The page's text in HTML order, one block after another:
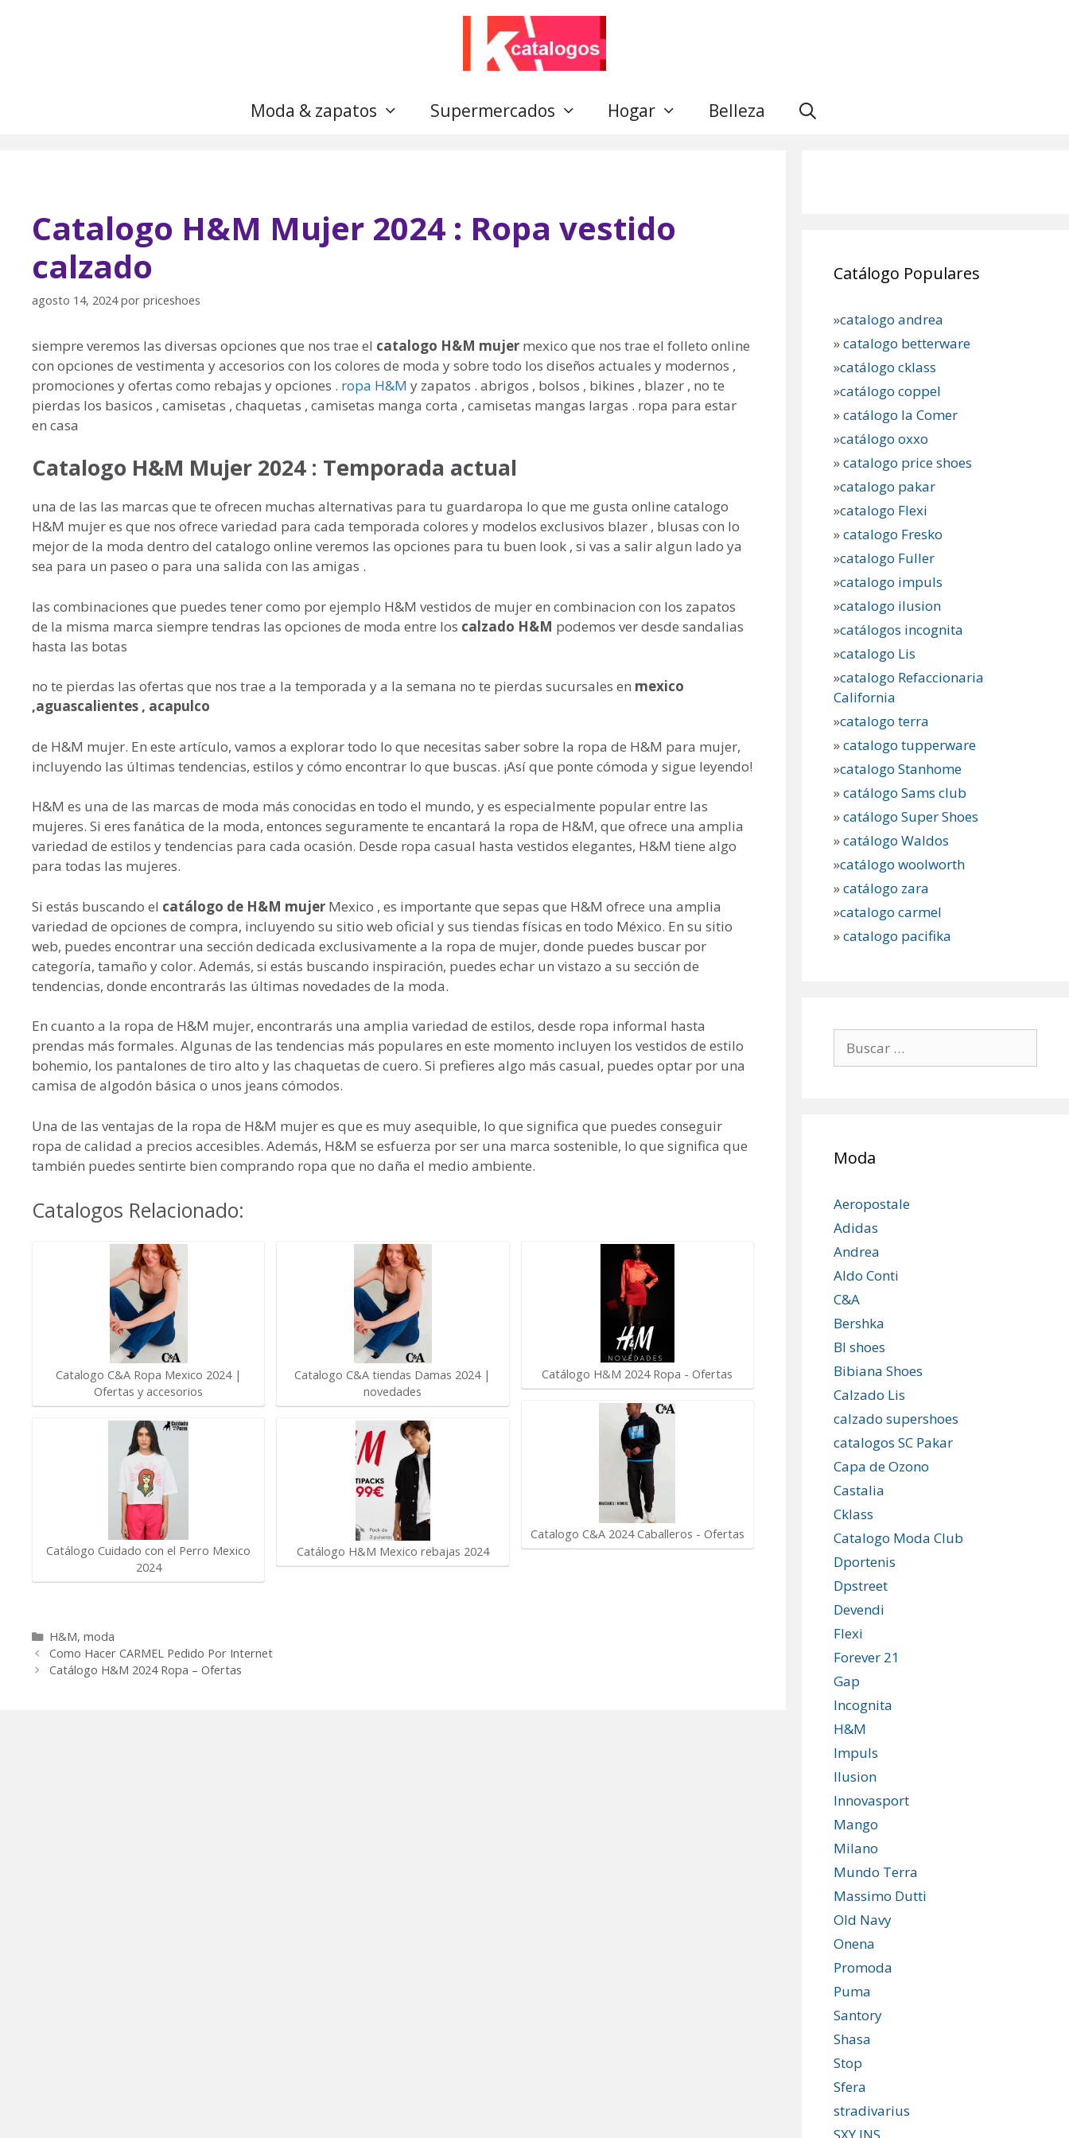
Moda & zapatos Supermercados Hogar Belleza
Catalogo H&M Mujer 2024 : Ropa vestido
calzado
agosto 14, 2024 por priceshoes
siempre veremos las diversas opciones que nos trae el catalogo H&M mujer mexico que nos trae el folleto online
con opciones de vestimenta y accesorios con los colores de moda y sobre todo los diseños actuales y modernos ,
promociones y ofertas como rebajas y opciones . ropa H&M y zapatos . abrigos , bolsos , bikines , blazer , no te
pierdas los basicos , camisetas , chaquetas , camisetas manga corta , camisetas mangas largas . ropa para estar
en casa
Catalogo H&M Mujer 2024 : Temporada actual
una de las las marcas que te ofrecen muchas alternativas para tu guardaropa lo que me gusta online catalogo
H&M mujer es que nos ofrece variedad para cada temporada colores y modelos exclusivos blazer , blusas con lo
mejor de la moda dentro del catalogo online veremos las opciones para tu buen look , si vas a salir algun lado ya
sea para un paseo o para una salida con las amigas .
las combinaciones que puedes tener como por ejemplo H&M vestidos de mujer en combinacion con los zapatos
de la misma marca siempre tendras las opciones de moda entre los calzado H&M podemos ver desde sandalias
hasta las botas
no te pierdas las ofertas que nos trae a la temporada y a la semana no te pierdas sucursales en mexico
,aguascalientes , acapulco
de H&M mujer. En este artículo, vamos a explorar todo lo que necesitas saber sobre la ropa de H&M para mujer,
incluyendo las últimas tendencias, estilos y cómo encontrar lo que buscas. ¡Así que ponte cómoda y sigue leyendo!
H&M es una de las marcas de moda más conocidas en todo el mundo, y es especialmente popular entre las
mujeres. Si eres fanática de la moda, entonces seguramente te encantará la ropa de H&M, que ofrece una amplia
variedad de estilos y tendencias para cada ocasión. Desde ropa casual hasta vestidos elegantes, H&M tiene algo
para todas las mujeres.
Si estás buscando el catálogo de H&M mujer Mexico , es importante que sepas que H&M ofrece una amplia
variedad de opciones de compra, incluyendo su sitio web oficial y sus tiendas físicas en todo México. En su sitio
web, puedes encontrar una sección dedicada exclusivamente a la ropa de mujer, donde puedes buscar por
categoría, tamaño y color. Además, si estás buscando inspiración, puedes echar un vistazo a su sección de
tendencias, donde encontrarás las últimas novedades de la moda.
En cuanto a la ropa de H&M mujer, encontrarás una amplia variedad de estilos, desde ropa informal hasta
prendas más formales. Algunas de las tendencias más populares en este momento incluyen los vestidos de estilo
bohemio, los pantalones de tiro alto y las chaquetas de cuero. Si prefieres algo más casual, puedes optar por una
camisa de algodón básica o unos jeans cómodos.
Una de las ventajas de la ropa de H&M mujer es que es muy asequible, lo que significa que puedes conseguir
ropa de calidad a precios accesibles. Además, H&M se esfuerza por ser una marca sostenible, lo que significa que
también puedes sentirte bien comprando ropa que no daña el medio ambiente.
Catalogos Relacionado:
Catalogo C&A Ropa Mexico 2024 |
Ofertas y accesorios
Catálogo Cuidado con el Perro Mexico
2024
Catalogo C&A tiendas Damas 2024 |
novedades
Catálogo H&M Mexico rebajas 2024
Catálogo H&M 2024 Ropa - Ofertas
Catalogo C&A 2024 Caballeros - Ofertas
Categorías
H&M, moda
Como Hacer CARMEL Pedido Por Internet
Catálogo H&M 2024 Ropa – Ofertas
Catálogo Populares
»catalogo andrea
»catalogo betterware
»catálogo cklass
»catálogo coppel
»catálogo la Comer
»catálogo oxxo
»catalogo price shoes
»catalogo pakar
»catalogo Flexi
»catalogo Fresko
»catalogo Fuller
»catalogo impuls
»catalogo ilusion
»catálogos incognita
»catalogo Lis
»catalogo Refaccionaria
California
»catalogo terra
»catalogo tupperware
»catalogo Stanhome
»catálogo Sams club
»catálogo Super Shoes
»catálogo Waldos
»catálogo woolworth
»catálogo zara
»catalogo carmel
»catalogo pacifika
Moda
Aeropostale
Adidas
Andrea
Aldo Conti
C&A
Bershka
Bl shoes
Bibiana Shoes
Calzado Lis
calzado supershoes
catalogos SC Pakar
Capa de Ozono
Castalia
Cklass
Catalogo Moda Club
Dportenis
Dpstreet
Devendi
Flexi
Forever 21
Gap
Incognita
H&M
Impuls
Ilusion
Innovasport
Mango
Milano
Mundo Terra
Massimo Dutti
Old Navy
Onena
Promoda
Puma
Santory
Shasa
Stop
Sfera
stradivarius